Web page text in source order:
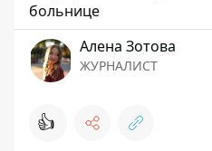
больнице
Алена Зотова
ЖУРНАЛИСТ
👍